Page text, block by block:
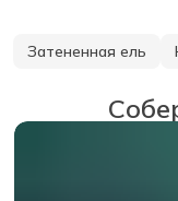
Затененная ель